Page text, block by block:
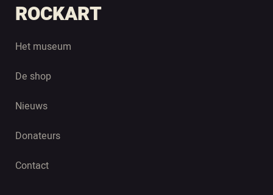
ROCKART
Het museum
De shop
Nieuws
Donateurs
Contact